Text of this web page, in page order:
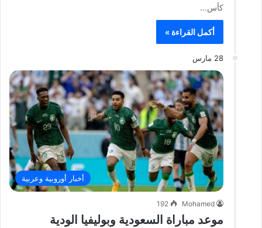
كأس…
أكمل القراءة »
28 مارس
أخبار أوروبية وعربية
Mohamed
192
موعد مباراة السعودية وبوليفيا الودية